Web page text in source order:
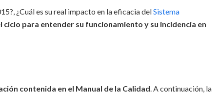
¿Cuál es su real impacto en la eficacia delSistema
ciclo para entender su funcionamiento y su incidencia en
contenida en el Manual de la Calidad. A continuación, la